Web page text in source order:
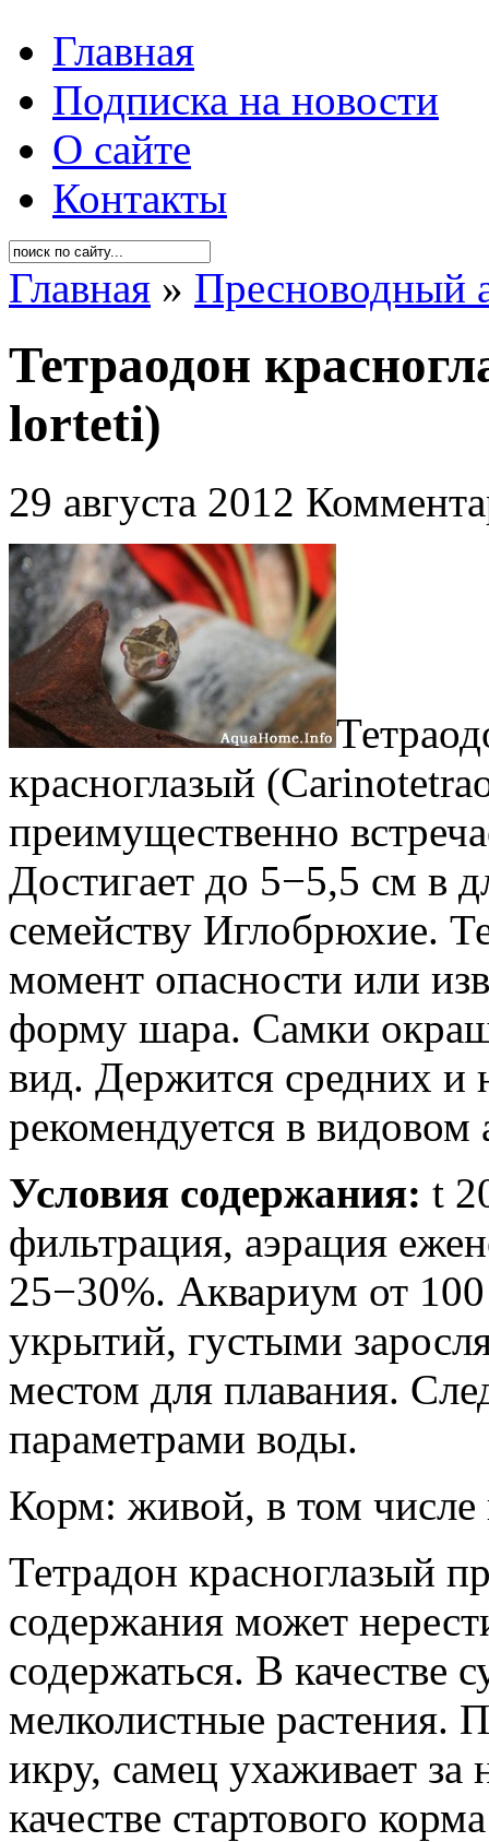
Главная
Подписка на новости
О сайте
Контакты
Главная » Пресноводный
Тетраодон
lorteti)
29 августа 2012
красноглазый
преимущественно
Достигает до 5−5,5 см в
семейству Иглобрюхие.
момент опасности или
форму шара. Самки
вид. Держится средних
рекомендуется в видовом
Условия содержания: t
фильтрация, аэрация
25−30%. Аквариум от
укрытий, густыми
местом для плавания.
параметрами воды.
Корм: живой, в том числе
Тетрадон красноглазый
содержания может
содержаться. В качестве
мелколистные растения.
икру, самец ухаживает
качестве стартового